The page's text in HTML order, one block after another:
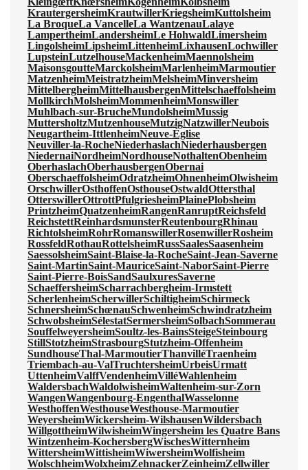
KrautergersheimKrautwillerKriegsheimKuttolsheim
La BroqueLa VancelleLa WantzenauLalaye
LampertheimLandersheimLe HohwaldLimersheim
LingolsheimLipsheimLittenheimLixhausenLochwiller
LupsteinLutzelhouseMackenheimMaennolsheim
MaisonsgoutteMarckolsheimMarlenheimMarmoutier
MatzenheimMeistratzheimMelsheimMinversheim
MittelbergheimMittelhausbergenMittelschaeffolsheim
MollkirchMolsheimMommenheimMonswiller
Muhlbach-sur-BrucheMundolsheimMussig
MuttersholtzMutzenhouseMutzigNatzwillerNeubois
Neugartheim-IttlenheimNeuve-Église
Neuviller-la-RocheNiederhaslachNiederhausbergen
NiedernaiNordheimNordhouseNothaltenObenheim
OberhaslachOberhausbergenObernai
OberschaeffolsheimOdratzheimOhnenheimOlwisheim
OrschwillerOsthoffenOsthouseOstwaldOttersthal
OtterswillerOttrottPfulgriesheimPlainePlobsheim
PrintzheimQuatzenheimRangenRanruptReichsfeld
ReichstettReinhardsmunsterReutenbourgRhinau
RichtolsheimRohrRomanswillerRosenwillerRosheim
RossfeldRothauRottelsheimRussSaalesSaasenheim
SaessolsheimSaint-Blaise-la-RocheSaint-Jean-Saverne
Saint-MartinSaint-MauriceSaint-NaborSaint-Pierre
Saint-Pierre-BoisSandSaulxuresSaverne
SchaeffersheimScharrachbergheim-Irmstett
ScherlenheimScherwillerSchiltigheimSchirmeck
SchnersheimSchœnauSchwenheimSchwindratzheim
SchwobsheimSélestatSermersheimSolbachSommerau
SouffelweyersheimSoultz-les-BainsSteigeSteinbourg
StillStotzheimStrasbourgStutzheim-Offenheim
SundhouseThal-MarmoutierThanvilléTraenheim
Triembach-au-ValTruchtersheimUrbeisUrmatt
UttenheimValffVendenheimVilléWahlenheim
WaldersbachWaldolwisheimWaltenheim-sur-Zorn
WangenWangenbourg-EngenthalWasselonne
WesthoffenWesthouseWesthouse-Marmoutier
WeyersheimWickersheim-WilshausenWildersbach
WillgottheimWilwisheimWingersheim les Quatre Bans
Wintzenheim-KochersbergWischesWitternheim
WittersheimWittisheimWiwersheimWolfisheim
WolschheimWolxheimZehnackerZeinheimZellwiller